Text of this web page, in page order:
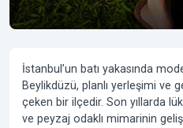
İstanbul’un batı yakasında
Beylikdüzü, planlı yerleşimi ve
çeken bir ilçedir. Son yıllarda
ve peyzaj odaklı mimarinin